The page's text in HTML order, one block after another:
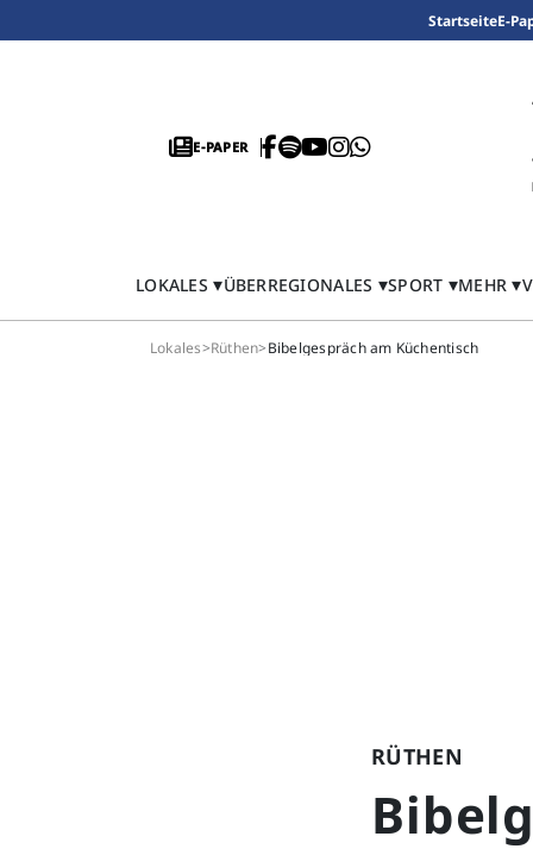
StartseiteE-
E-PAPER
LOKALES ÜBERREGIONALES SPORT MEHR
Lokales>Rüthen>Bibelgespräch am Küchentisch
RÜTHEN